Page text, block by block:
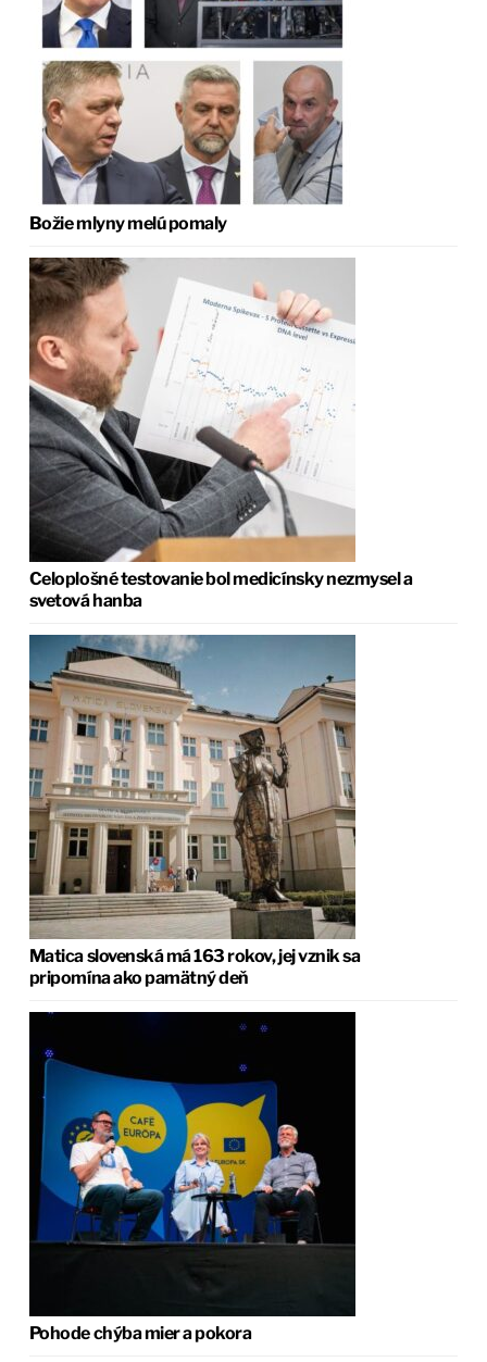
Božie mlyny melú pomaly
Celoplošné testovanie bol medicínsky nezmysel a
svetová hanba
Matica slovenská má 163 rokov, jej vznik sa
pripomína ako pamätný deň
Pohode chýba mier a pokora